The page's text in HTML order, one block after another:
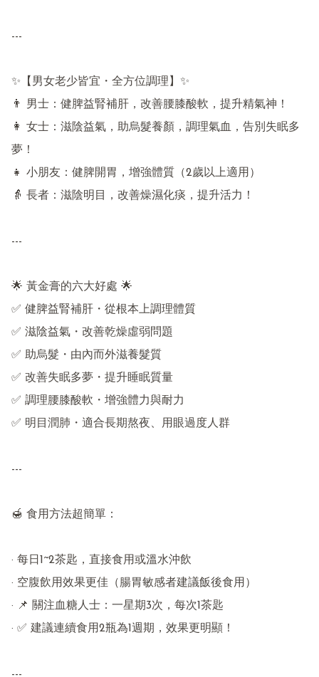
---
✨【男女老少皆宜・全方位調理】✨
👨 男士：健脾益腎補肝，改善腰膝酸軟，提升精氣神！
👩 女士：滋陰益氣，助烏髮養顏，調理氣血，告別失眠多
夢！
👧 小朋友：健脾開胃，增強體質（2歲以上適用）
👵 長者：滋陰明目，改善燥濕化痰，提升活力！
---
🌟 黃金膏的六大好處 🌟
✅ 健脾益腎補肝・從根本上調理體質
✅ 滋陰益氣・改善乾燥虛弱問題
✅ 助烏髮・由內而外滋養髮質
✅ 改善失眠多夢・提升睡眠質量
✅ 調理腰膝酸軟・增強體力與耐力
✅ 明目潤肺・適合長期熬夜、用眼過度人群
---
🍯 食用方法超簡單：
· 每日1~2茶匙，直接食用或溫水沖飲
· 空腹飲用效果更佳（腸胃敏感者建議飯後食用）
· 📌 關注血糖人士：一星期3次，每次1茶匙
· ✅ 建議連續食用2瓶為1週期，效果更明顯！
---